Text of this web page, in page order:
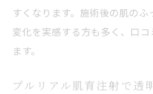
すくなります。施術後の肌の
変化を実感する方も多く、口
ます。
プルリアル肌育注射で透